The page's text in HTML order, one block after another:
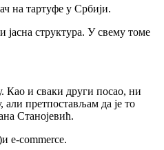
на тартуфе у Србији.
јасна структура. У свему томе
Као и сваки други посао, ни
али претпостављам да је то
Станојевић.
e-commerce.